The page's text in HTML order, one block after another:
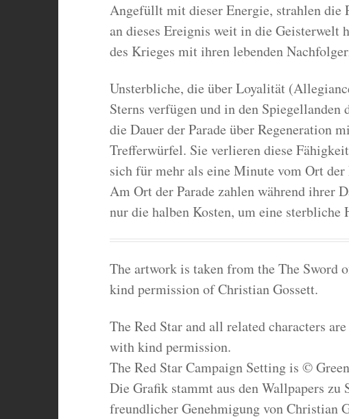
Angefüllt mit dieser Energie, strahlen die
an dieses Ereignis weit in die Geisterwelt
des Krieges mit ihren lebenden
Unsterbliche, die über Loyalität
Sterns verfügen und in den Spiegellanden
die Dauer der Parade über Regeneration
Trefferwürfel. Sie verlieren diese
sich für mehr als eine Minute vom Ort der
Am Ort der Parade zahlen während ihrer
nur die halben Kosten, um eine sterbliche
The artwork is taken from the The Sword
kind permission of Christian Gossett.
The Red Star and all related characters
with kind permission.
The Red Star Campaign Setting is ©
Die Grafik stammt aus den Wallpapers
freundlicher Genehmigung von Christian